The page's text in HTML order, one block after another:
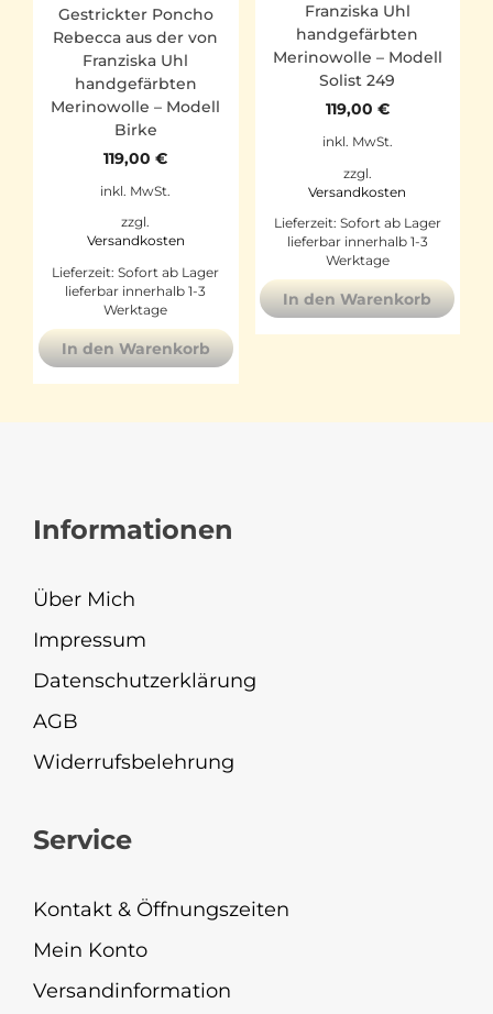
Gestrickter Poncho
Rebecca aus der von
Franziska Uhl
handgefärbten
Merinowolle – Modell
Birke
119,00€
inkl. MwSt.
zzgl.
Versandkosten
Lieferzeit:Sofort ab Lager
lieferbar innerhalb 1-3
Werktage
In den Warenkorb
Franziska Uhl
handgefärbten
Merinowolle – Modell
Solist 249
119,00 €
inkl. MwSt.
zzgl.
Versandkosten
Lieferzeit: Sofort ab Lager
lieferbar innerhalb 1-3
Werktage
In den Warenkorb
Informationen
Über Mich
Impressum
Datenschutzerklärung
AGB
Widerrufsbelehrung
Service
Kontakt & Öffnungszeiten
Mein Konto
Versandinformation